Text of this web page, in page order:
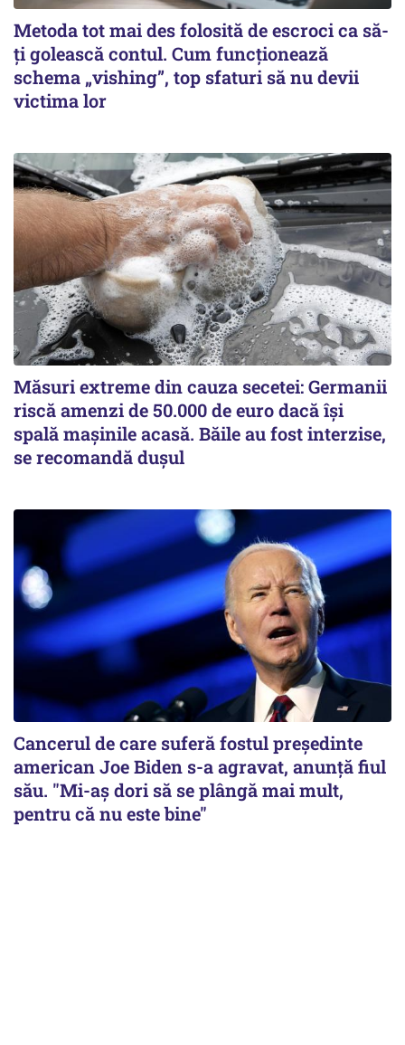
Metoda tot mai des folosită de escroci ca să-
ți golească contul. Cum funcționează
schema „vishing”, top sfaturi să nu devii
victima lor
Măsuri extreme din cauza secetei: Germanii
riscă amenzi de 50.000 de euro dacă își
spală mașinile acasă. Băile au fost interzise,
se recomandă dușul
Cancerul de care suferă fostul preşedinte
american Joe Biden s-a agravat, anunță fiul
său. "Mi-aș dori să se plângă mai mult,
pentru că nu este bine"